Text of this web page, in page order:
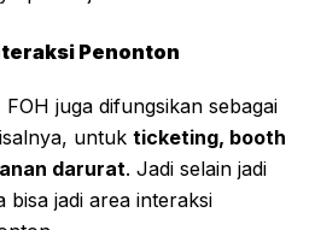
Penonton
juga difungsikan sebagai
untuk ticketing, booth
darurat. Jadi selain jadi
bisa jadi area interaksi